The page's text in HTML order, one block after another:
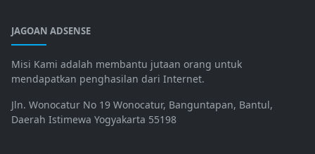
JAGOAN ADSENSE
Misi Kami adalah membantu jutaan orang untuk
mendapatkan penghasilan dari Internet.
Jln. Wonocatur No 19 Wonocatur, Banguntapan, Bantul,
Daerah Istimewa Yogyakarta 55198